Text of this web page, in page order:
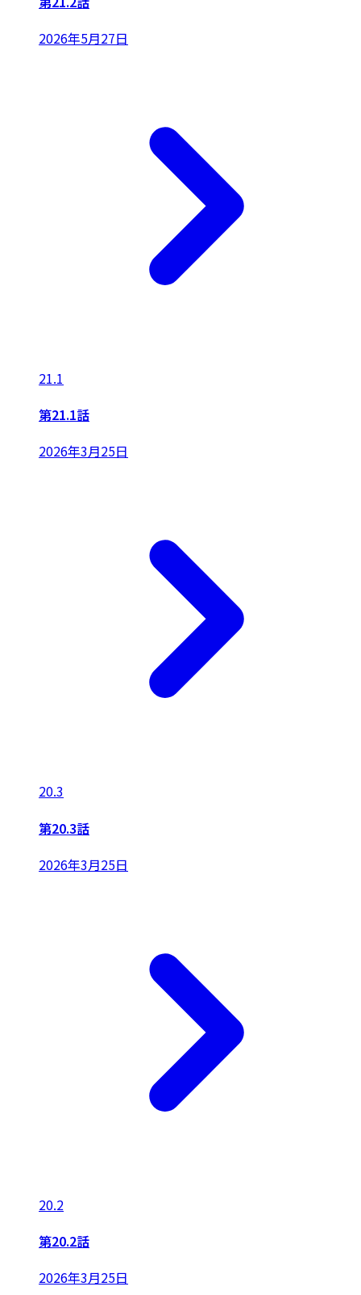
2026年5月27日
21.1
第21.1話
2026年3月25日
20.3
第20.3話
2026年3月25日
20.2
第20.2話
2026年3月25日